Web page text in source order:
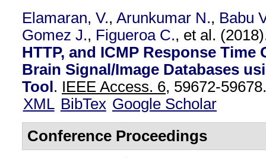
Elamaran, V., Arunkumar N., Babu
Gomez J., Figueroa C., et al.
HTTP, and ICMP Response
Brain Signal/Image Databases
Tool . IEEE Access. 6, 59672-59678.
XML BibTex Google Scholar
Conference Proceedings